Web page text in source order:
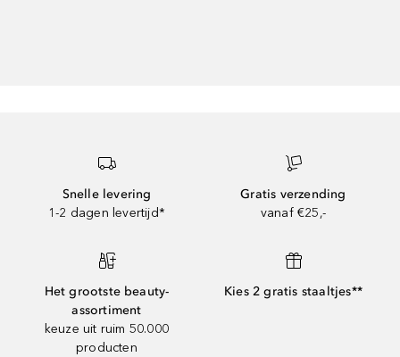
Snelle levering
1-2 dagen levertijd*
Gratis verzending
vanaf €25,-
Het grootste beauty-
assortiment
keuze uit ruim 50.000
producten
Kies 2 gratis staaltjes**